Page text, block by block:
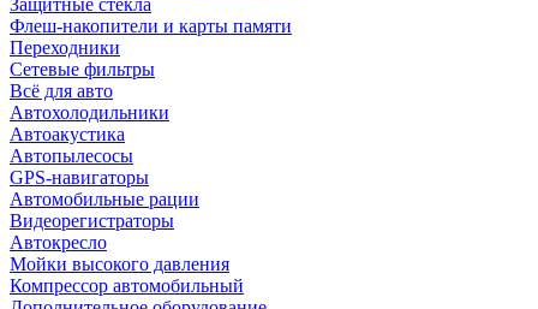
Защитные стекла
Флеш-накопители и карты памяти
Переходники
Сетевые фильтры
Всё для авто
Автохолодильники
Автоакустика
Автопылесосы
GPS-навигаторы
Автомобильные рации
Видеорегистраторы
Автокресло
Мойки высокого давления
Компрессор автомобильный